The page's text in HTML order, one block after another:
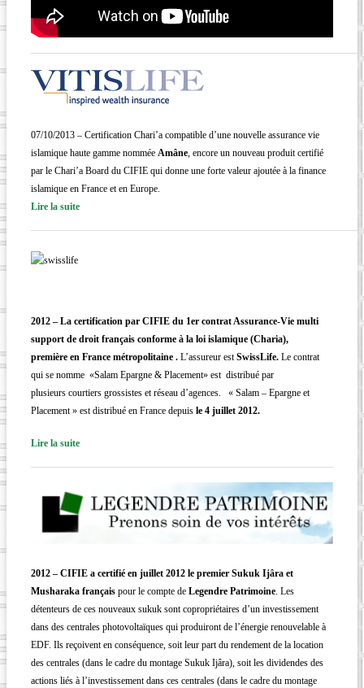
07/10/2013 – Certification Chari’a compatible d’une nouvelle assurance vie
islamique haute gamme nommée Amâne , encore un nouveau produit certifié
par le Chari’a Board du CIFIE qui donne une forte valeur ajoutée à la finance
islamique en France et en Europe.
Lire la suite
2012 – La certification par CIFIE du 1er contrat Assurance-Vie multi
support de droit français conforme à la loi islamique (Charia),
première en France métropolitaine . L’assureur est SwissLife. Le contrat
qui se nomme «Salam Epargne & Placement» est distribué par
plusieurs courtiers grossistes et réseau d’agences. « Salam – Epargne et
Placement » est distribué en France depuis le 4 juillet 2012.
Lire la suite
2012 – CIFIE a certifié en juillet 2012 le premier Sukuk Ijâra et
Musharaka français pour le compte de Legendre Patrimoine. Les
détenteurs de ces nouveaux sukuk sont copropriétaires d’un investissement
dans des centrales photovoltaïques qui produiront de l’énergie renouvelable à
EDF. Ils reçoivent en conséquence, soit leur part du rendement de la location
des centrales (dans le cadre du montage Sukuk Ijâra), soit les dividendes des
actions liés à l’investissement dans ces centrales (dans le cadre du montage